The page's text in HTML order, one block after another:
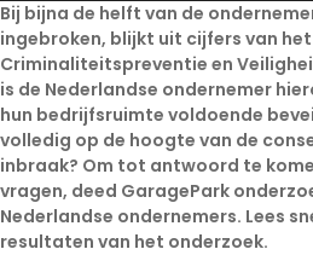
Bij bijna de helft van de
ingebroken, blijkt uit cijfers van
Criminaliteitspreventie en
is de Nederlandse ondernemer
hun bedrijfsruimte voldoende
volledig op de hoogte van de
inbraak? Om tot antwoord te
vragen, deed GaragePark
Nederlandse ondernemers. Lees
resultaten van het onderzoek.